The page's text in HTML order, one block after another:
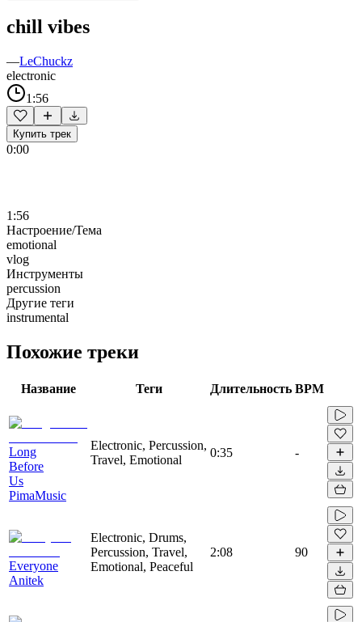
chill vibes
—LeChuckz
electronic
1:56
Купить трек
0:00
1:56
Настроение/Тема
emotional
vlog
Инструменты
percussion
Другие теги
instrumental
Похожие треки
Название Теги Длительность BPM
Long
Before
Us
PimaMusic
Electronic, Percussion,
Travel, Emotional
0:35 -
Everyone
Anitek
Electronic, Drums,
Percussion, Travel,
Emotional, Peaceful
2:08 90